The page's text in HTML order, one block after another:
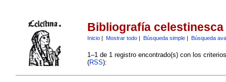
Bibliografía celestinesca
Inicio| Mostrar todo| Búsqueda simple| Búsqueda
1–1 de 1 registro encontrado(s) con los
(RSS):